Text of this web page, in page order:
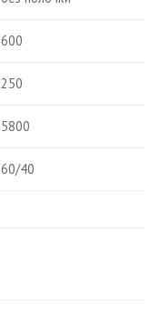
600
250
5800
60/40